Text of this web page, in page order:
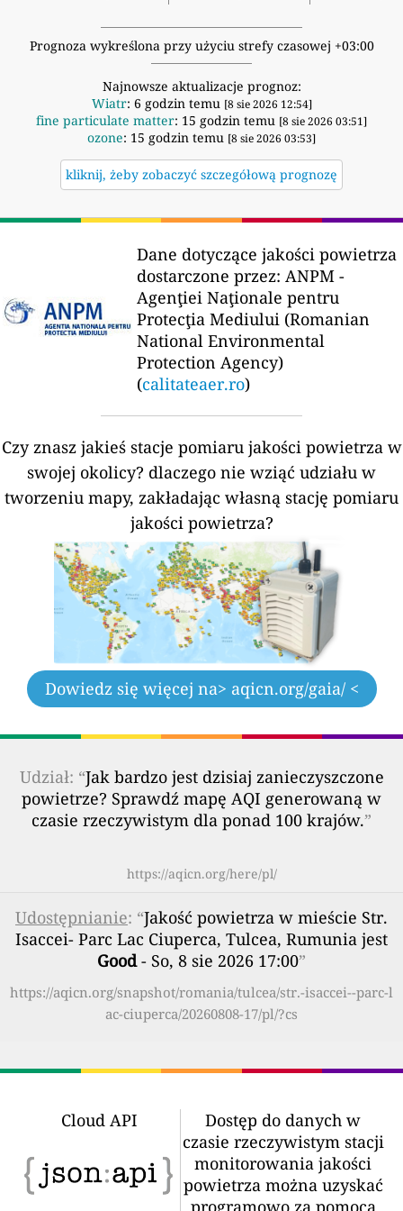
Prognoza wykreślona przy użyciu strefy czasowej +03:00
Najnowsze aktualizacje prognoz:
Wiatr: 6 godzin temu [8 sie 2026 12:54]
fine particulate matter: 15 godzin temu [8 sie 2026 03:51]
ozone: 15 godzin temu [8 sie 2026 03:53]
kliknij, żeby zobaczyć szczegółową prognozę
Dane dotyczące jakości powietrza
dostarczone przez: ANPM -
Agenţiei Naţionale pentru
Protecţia Mediului (Romanian
National Environmental
Protection Agency)
(calitateaer.ro)
Czy znasz jakieś stacje pomiaru jakości powietrza w
swojej okolicy? dlaczego nie wziąć udziału w
tworzeniu mapy, zakładając własną stację pomiaru
jakości powietrza?
Dowiedz się więcej na> aqicn.org/gaia/ <
Udział: “Jak bardzo jest dzisiaj zanieczyszczone
powietrze? Sprawdź mapę AQI generowaną w
czasie rzeczywistym dla ponad 100 krajów.”
https://aqicn.org/here/pl/
Udostępnianie: “Jakość powietrza w mieście Str.
Isaccei- Parc Lac Ciuperca, Tulcea, Rumunia jest
Good- So, 8 sie 2026 17:00”
https://aqicn.org/snapshot/romania/tulcea/str.-isaccei--parc-l
ac-ciuperca/20260808-17/pl/?cs
Cloud API
Dostęp do danych w
czasie rzeczywistym stacji
monitorowania jakości
powietrza można uzyskać
programowo za pomocą